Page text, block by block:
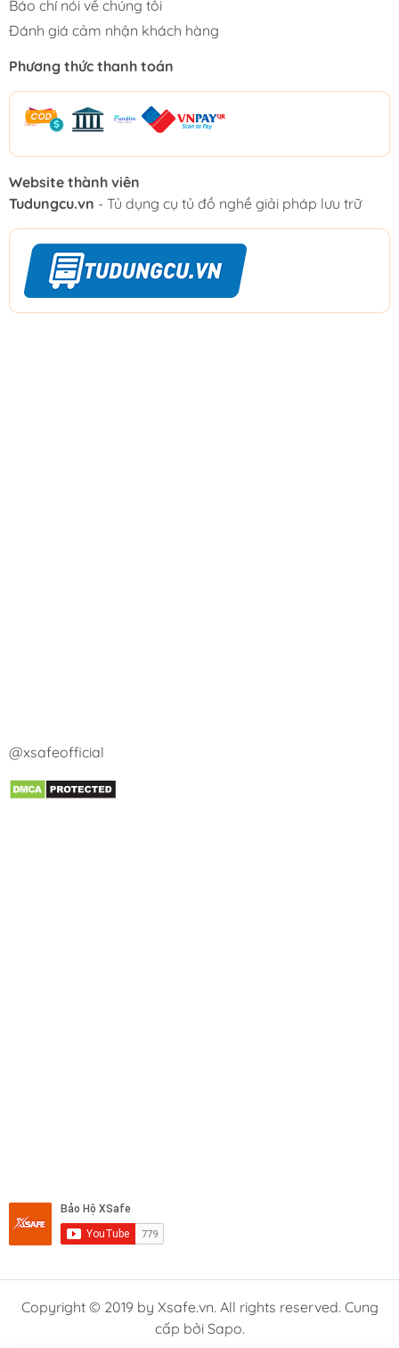
Báo chí nói về chúng tôi
Đánh giá cảm nhận khách hàng
Phương thức thanh toán
Website thành viên
Tudungcu.vn - Tủ dụng cụ tủ đồ nghề giải pháp lưu trữ
@xsafeofficial
Copyright © 2019 by Xsafe.vn. All rights reserved. Cung
cấp bởi Sapo.